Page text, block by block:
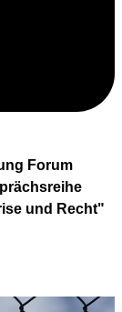
Forum
und Recht"